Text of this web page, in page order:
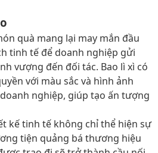
quà mang lại may mắn đầu
tinh tế để doanh nghiệp gửi
vượng đến đối tác. Bao lì xì có
với màu sắc và hình ảnh
nghiệp, giúp tạo ấn tượng
kế tinh tế không chỉ thể hiện sự
tiện quảng bá thương hiệu